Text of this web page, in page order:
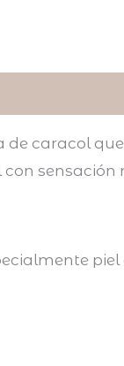
caracol
sensación